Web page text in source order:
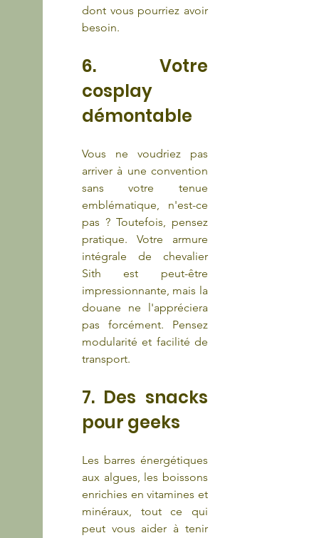
dont vous pourriez avoir
besoin.
6. Votre
cosplay
démontable
Vous ne voudriez pas
arriver à une convention
sans votre tenue
emblématique, n'est-ce
pas ? Toutefois, pensez
pratique. Votre armure
intégrale de chevalier
Sith est peut-être
impressionnante, mais la
douane ne l'appréciera
pas forcément. Pensez
modularité et facilité de
transport.
7. Des snacks
pour geeks
Les barres énergétiques
aux algues, les boissons
enrichies en vitamines et
minéraux, tout ce qui
peut vous aider à tenir